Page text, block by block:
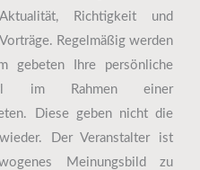
Richtigkeit und
Regelmäßig werden
gebeten Ihre persönliche
im Rahmen einer
Diese geben nicht die
Der Veranstalter ist
Meinungsbild zu